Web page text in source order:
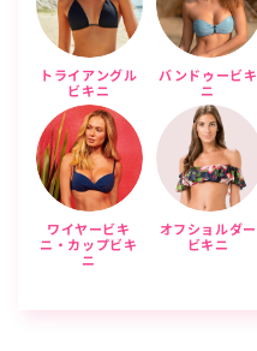
トライアングル
ビキニ
バンドゥービキ
ニ
ワイヤービキ
ニ・カップビキ
ニ
オフショルダー
ビキニ